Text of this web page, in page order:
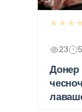
23
Донер